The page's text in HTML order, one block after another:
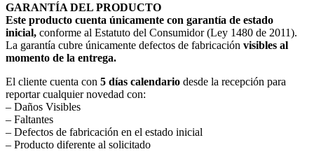
GARANTÍA DEL PRODUCTO
Este producto cuenta únicamente con garantía de estado
inicial, conforme al Estatuto del Consumidor (Ley 1480 de 2011).
La garantía cubre únicamente defectos de fabricación visibles al
momento de la entrega.
El cliente cuenta con 5 días calendario desde la recepción para
reportar cualquier novedad con:
– Daños Visibles
– Faltantes
– Defectos de fabricación en el estado inicial
– Producto diferente al solicitado